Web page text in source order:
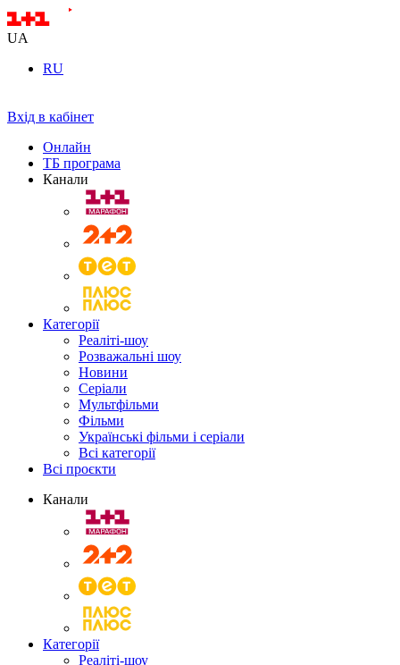
UA
RU
Вхід в кабінет
Онлайн
ТБ програма
Канали
Категорії
Реаліті-шоу
Розважальні шоу
Новини
Серіали
Мультфільми
Фільми
Українські фільми і серіали
Всі категорії
Всі проєкти
Канали
Категорії
Реаліті-шоу